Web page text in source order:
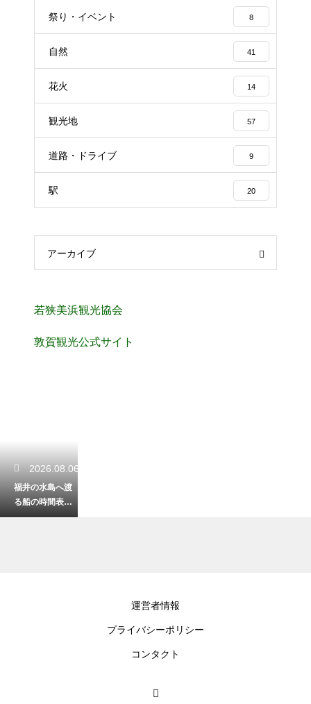
祭り・イベント 8
自然 41
花火 14
観光地 57
道路・ドライブ 9
駅 20
アーカイブ
若狭美浜観光協会
敦賀観光公式サイト
2026.08.06
福井の水島へ渡
る船の時間表を
徹底解説！無人
運営者情報
プライバシーポリシー
コンタクト